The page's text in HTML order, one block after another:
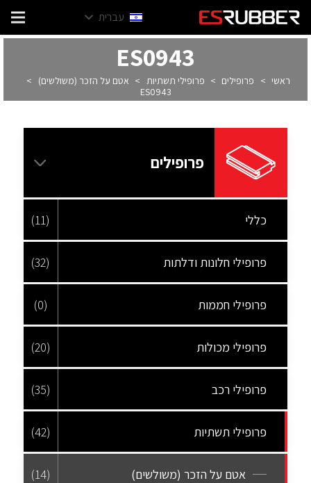
עברית
ES0943
ראשי > פרופילים > פרופילי תשתיות > אטם על הזכר (משולשים)
>
ES0943
פרופילים
כללי (11)
פרופילי חלונות ודלתות (32)
פרופילי חממות (0)
פרופילי מכולות (20)
פרופילי רכב (35)
פרופילי תשתיות (42)
אטם על הזכר (משולשים) (14)